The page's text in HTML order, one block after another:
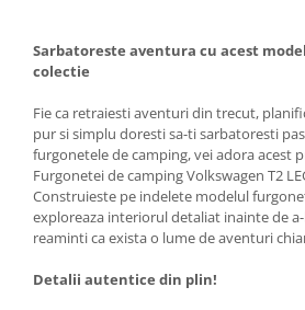
Sarbatoreste aventura cu acest
colectie
Fie ca retraiesti aventuri din trecut,
pur si simplu doresti sa-ti sarbatoresti
furgonetele de camping, vei adora acest
Furgonetei de camping Volkswagen T2
Construieste pe indelete modelul
exploreaza interiorul detaliat inainte de
reaminti ca exista o lume de aventuri
Detalii autentice din plin!